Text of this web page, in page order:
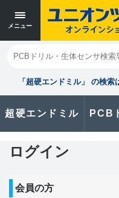
メニュー
「超硬エンドミル」 の検索
超硬エンドミル PCB
閉じる
お気に入り ク
製品に関す
ログイン
会員の方